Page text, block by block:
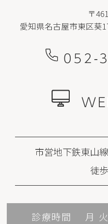
〒
愛知県名古屋市東区葵1
052-
市営地下鉄東山
徒
診療時間 月 火